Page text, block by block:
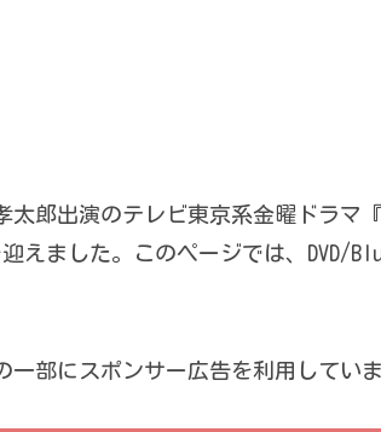
太郎出演のテレビ東京系金曜ドラマ
えました。このページでは、DVD/
一部にスポンサー広告を利用していま